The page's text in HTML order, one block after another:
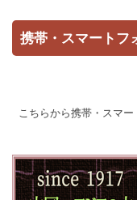
携帯・スマートフ
こちらから携帯・スマー